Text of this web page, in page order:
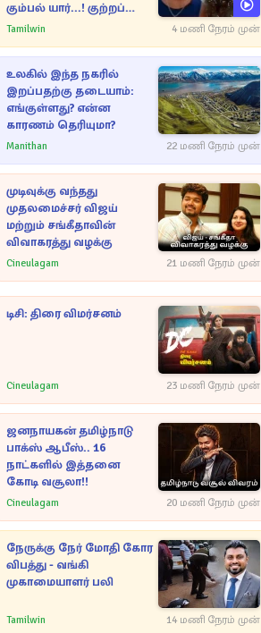
கும்பல் யார்...! குற்றப்
பின்னணி தொடர்பில்
Tamilwin 4 மணி நேரம் முன்
உலகில் இந்த நகரில்
இறப்பதற்கு தடையாம்:
எங்குள்ளது? என்ன
காரணம் தெரியுமா?
Manithan 22 மணி நேரம் முன்
முடிவுக்கு வந்தது
முதலமைச்சர் விஜய்
மற்றும் சங்கீதாவின்
விவாகரத்து வழக்கு
Cineulagam 21 மணி நேரம் முன்
டிசி: திரை விமர்சனம்
Cineulagam 23 மணி நேரம் முன்
ஜனநாயகன் தமிழ்நாடு
பாக்ஸ் ஆபீஸ்.. 16
நாட்களில் இத்தனை
கோடி வசூலா!!
Cineulagam 20 மணி நேரம் முன்
நேருக்கு நேர் மோதி கோர
விபத்து - வங்கி
முகாமையாளர் பலி
Tamilwin 14 மணி நேரம் முன்